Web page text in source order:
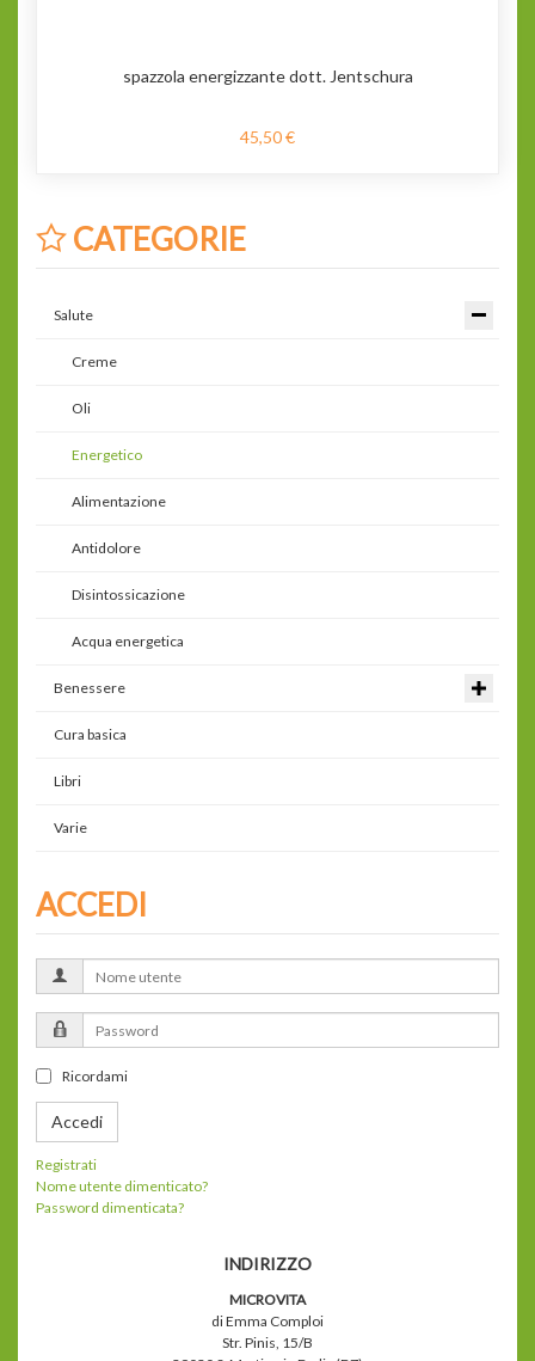
spazzola energizzante dott. Jentschura
45,50 €
CATEGORIE
Salute
Creme
Oli
Energetico
Alimentazione
Antidolore
Disintossicazione
Acqua energetica
Benessere
Cura basica
Libri
Varie
ACCEDI
Nome
utente
Password
Ricordami
Accedi
Registrati
Nome utente dimenticato?
Password dimenticata?
INDIRIZZO
MICROVITA
di Emma Comploi
Str. Pinis, 15/B